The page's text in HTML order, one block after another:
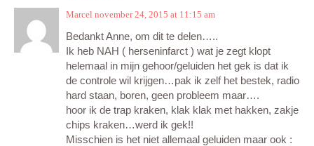
Marcel november 24, 2015 at 11:15 am
Bedankt Anne, om dit te delen…..
Ik heb NAH ( herseninfarct ) wat je zegt klopt
helemaal in mijn gehoor/geluiden het gek is dat ik
de controle wil krijgen…pak ik zelf het bestek, radio
hard staan, boren, geen probleem maar….
hoor ik de trap kraken, klak klak met hakken, zakje
chips kraken…werd ik gek!!
Misschien is het niet allemaal geluiden maar ook :